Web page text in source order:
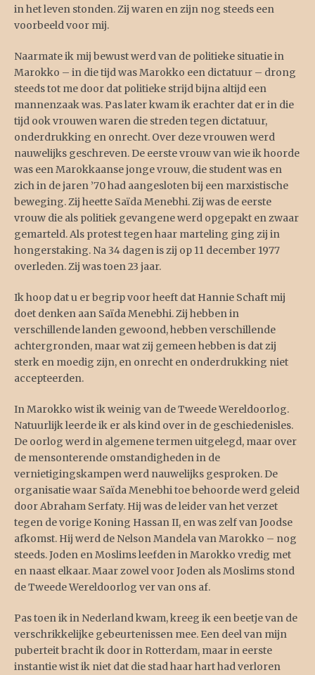
in het leven stonden. Zij waren en zijn nog steeds een
voorbeeld voor mij.
Naarmate ik mij bewust werd van de politieke situatie in
Marokko – in die tijd was Marokko een dictatuur – drong
steeds tot me door dat politieke strijd bijna altijd een
mannenzaak was. Pas later kwam ik erachter dat er in die
tijd ook vrouwen waren die streden tegen dictatuur,
onderdrukking en onrecht. Over deze vrouwen werd
nauwelijks geschreven. De eerste vrouw van wie ik hoorde
was een Marokkaanse jonge vrouw, die student was en
zich in de jaren ’70 had aangesloten bij een marxistische
beweging. Zij heette Saïda Menebhi. Zij was de eerste
vrouw die als politiek gevangene werd opgepakt en zwaar
gemarteld. Als protest tegen haar marteling ging zij in
hongerstaking. Na 34 dagen is zij op 11 december 1977
overleden. Zij was toen 23 jaar.
Ik hoop dat u er begrip voor heeft dat Hannie Schaft mij
doet denken aan Saïda Menebhi. Zij hebben in
verschillende landen gewoond, hebben verschillende
achtergronden, maar wat zij gemeen hebben is dat zij
sterk en moedig zijn, en onrecht en onderdrukking niet
accepteerden.
In Marokko wist ik weinig van de Tweede Wereldoorlog.
Natuurlijk leerde ik er als kind over in de geschiedenisles.
De oorlog werd in algemene termen uitgelegd, maar over
de mensonterende omstandigheden in de
vernietigingskampen werd nauwelijks gesproken. De
organisatie waar Saïda Menebhi toe behoorde werd geleid
door Abraham Serfaty. Hij was de leider van het verzet
tegen de vorige Koning Hassan II, en was zelf van Joodse
afkomst. Hij werd de Nelson Mandela van Marokko – nog
steeds. Joden en Moslims leefden in Marokko vredig met
en naast elkaar. Maar zowel voor Joden als Moslims stond
de Tweede Wereldoorlog ver van ons af.
Pas toen ik in Nederland kwam, kreeg ik een beetje van de
verschrikkelijke gebeurtenissen mee. Een deel van mijn
puberteit bracht ik door in Rotterdam, maar in eerste
instantie wist ik niet dat die stad haar hart had verloren